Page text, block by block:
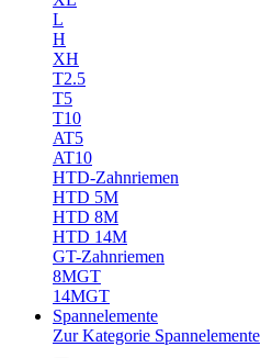
L
H
XH
T2.5
T5
T10
AT5
AT10
HTD-Zahnriemen
HTD 5M
HTD 8M
HTD 14M
GT-Zahnriemen
8MGT
14MGT
Spannelemente
Zur Kategorie Spannelemente